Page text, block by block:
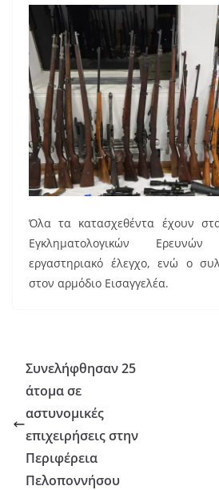
Όλα τα κατασχεθέντα έχουν
Εγκληματολογικών
εργαστηριακό έλεγχο, ενώ ο
στον αρμόδιο Εισαγγελέα.
Συνελήφθησαν 25
άτομα σε
αστυνομικές
επιχειρήσεις στην
Περιφέρεια
Πελοποννήσου